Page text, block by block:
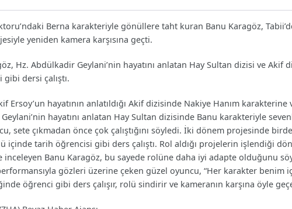
Berna karakteriyle gönüllere taht kuran Banu Karagöz,
yeniden kamera karşısına geçti.
Hz. Abdülkadir Geylani’nin hayatını anlatan Hay Sultan dizisi ve Akif
dersi çalıştı.
Ersoy’un hayatının anlatıldığı Akif dizisinde Nakiye Hanım karakterine
hayatını anlatan Hay Sultan dizisinde Banu karakteriyle
sete çıkmadan önce çok çalıştığını söyledi. İki dönem projesinde
içinde tarih öğrencisi gibi ders çalıştı. Rol aldığı projelerin işlendiği
inceleyen Banu Karagöz, bu sayede rolüne daha iyi adapte olduğunu
gözleri üzerine çeken güzel oyuncu, “Her karakter benim
öğrenci gibi ders çalışır, rolü sindirir ve kameranın karşına öyle